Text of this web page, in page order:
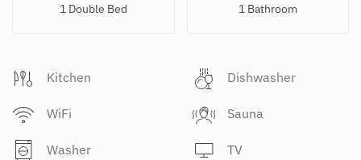
1 Double Bed 1 Bathroom
Kitchen Dishwasher
WiFi Sauna
Washer TV